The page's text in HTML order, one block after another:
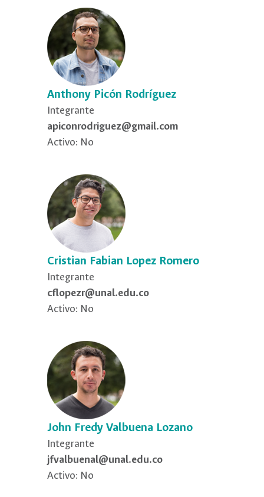
Anthony Picón Rodríguez
Integrante
apiconrodriguez@gmail.com
Activo: No
Cristian Fabian Lopez Romero
Integrante
cflopezr@unal.edu.co
Activo: No
John Fredy Valbuena Lozano
Integrante
jfvalbuenal@unal.edu.co
Activo: No